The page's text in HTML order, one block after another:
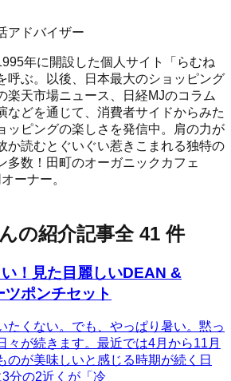
ドバイザー
年に開設した個人サイト「らむね
呼ぶ。以後、日本最大のショッピング
楽天市場ニュース、日経MJのコラム
などを通じて、消費者サイドからみた
ッピングの楽しさを発信中。肩の力が
か読むとぐいぐい惹きこまれる独特の
多数！田町のオーガニックカフェ
ーナー。
の紹介記事全 41 件
！見た目麗しいDEAN &
ポンチセット
たくない。でも、やっぱり暑い。黙っ
々が続きます。最近では4月から11月
のが美味しいと感じる時期が続く日
分の2近くが「冷